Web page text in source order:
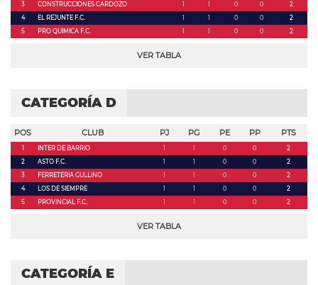
3
CONSTRUCCIONES CARDOZO 1 1 0 0
2
4
EL REJUNTE F.C. 1 1 0 0
2
5
PRO QUIMICA F.C. 1 1 0 0 2
VER TABLA
CATEGORÍA D
POS CLUB PJ PG PE PP PTS
1 INTER DE BARRIO 1 1 0 0
2
2
ASTO F.C. 1 1 0 0
2
3
FERRETERIA GULLINO 1 1 0 0
2
4
LOS DE SIEMPRE 1 1 0 0
2
5
PROVINCIAL F.C. 1 1 0 0 2
VER TABLA
CATEGORÍA E